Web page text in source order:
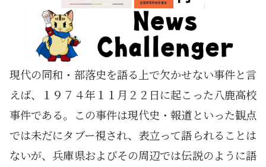
現代の同和・部落史を語る上で欠かせない事件と言
えば、１９７４年１１月２２日に起こった八鹿高校
事件である。この事件は現代史・報道といった観点
では未だにタブー視され、表立って語られることは
ないが、兵庫県およびその周辺では伝説のように語